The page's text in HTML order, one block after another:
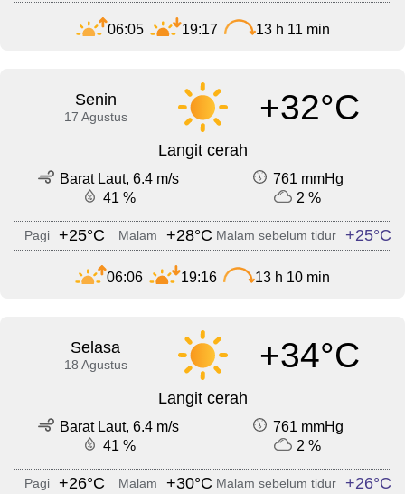
06:05 19:17 13 h 11 min
Senin
17 Agustus +32°C
Langit cerah
Barat Laut, 6.4 m/s
761 mmHg
41 %
2 %
Pagi +25°C Malam +28°C Malam sebelum tidur +25°C
06:06 19:16 13 h 10 min
Selasa
18 Agustus +34°C
Langit cerah
Barat Laut, 6.4 m/s
761 mmHg
41 %
2 %
Pagi +26°C Malam +30°C Malam sebelum tidur +26°C